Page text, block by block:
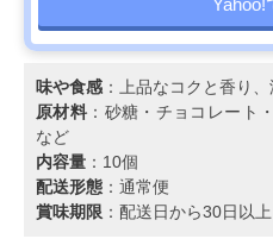
Yahoo!
味や食感 ：上品なコクと香り
原材料 ：砂糖・チョコレート
など
内容量 ：10個
配送形態 ：通常便
賞味期限 ：配送日から30日以上